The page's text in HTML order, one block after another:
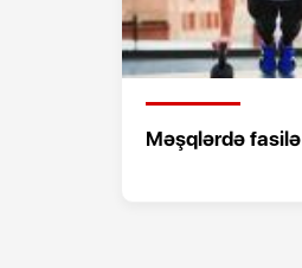
Məşqlərdə fasilə